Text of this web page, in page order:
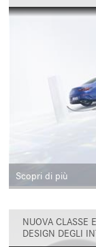
Scopri di più
NUOVA CLASSE
DESIGN DEGLI